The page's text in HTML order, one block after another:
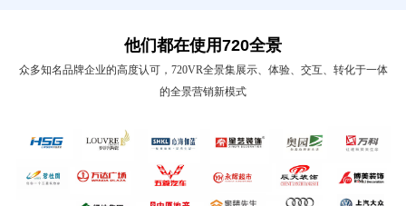
他们都在使用720全景
众多知名品牌企业的高度认可，720VR全景集展示、体验、交互、转化于一体
的全景营销新模式